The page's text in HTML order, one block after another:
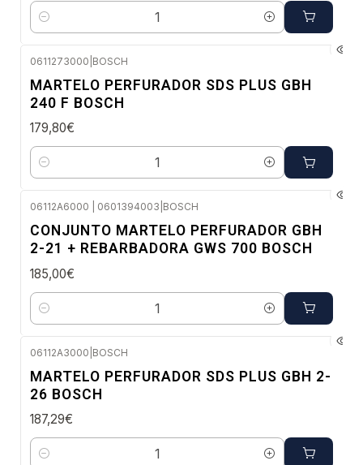
Quantidade
0611273000 BOSCH
MARTELO PERFURADOR SDS PLUS GBH
240 F BOSCH
179,80€
Quantidade
06112A6000 | 0601394003 BOSCH
CONJUNTO MARTELO PERFURADOR GBH
2-21 + REBARBADORA GWS 700 BOSCH
185,00€
Quantidade
06112A3000 BOSCH
MARTELO PERFURADOR SDS PLUS GBH 2-
26 BOSCH
187,29€